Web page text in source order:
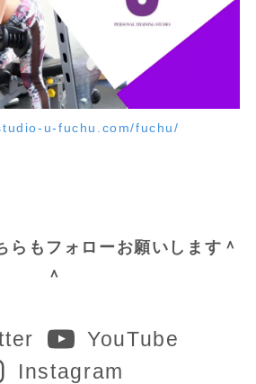
u-fuchu.com/fuchu/
らもフォローお願いします＾
＾
YouTube
Instagram